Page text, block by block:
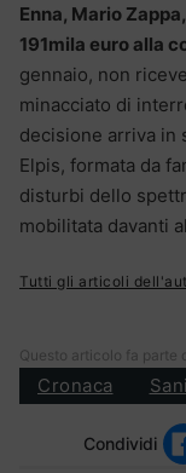
Enna, Mario
191mila euro alla
gennaio, non
minacciato di
decisione arriva in
Elpis, formata da
disturbi dello
mobilitata davanti
Tutti gli articoli
Questo articolo fa parte
Cronaca
Condividi